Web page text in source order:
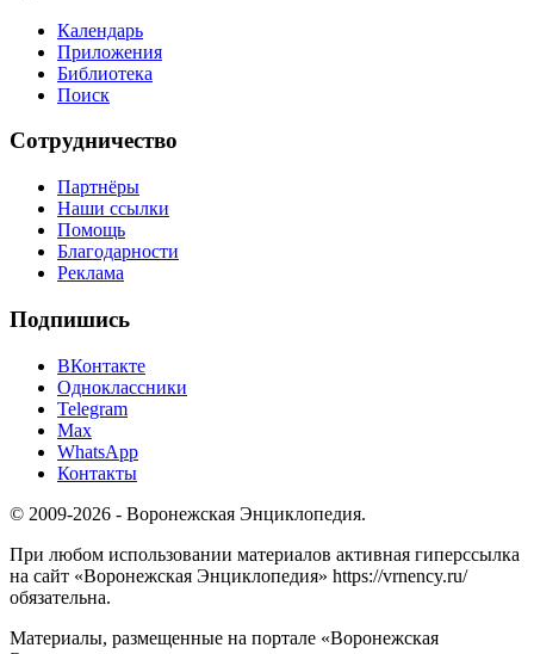
Календарь
Приложения
Библиотека
Поиск
Сотрудничество
Партнёры
Наши ссылки
Помощь
Благодарности
Реклама
Подпишись
ВКонтакте
Одноклассники
Telegram
Max
WhatsApp
Контакты
© 2009-2026 - Воронежская Энциклопедия.
При любом использовании материалов активная гиперссылка
на сайт «Воронежская Энциклопедия» https://vrnency.ru/
обязательна.
Материалы, размещенные на портале «Воронежская